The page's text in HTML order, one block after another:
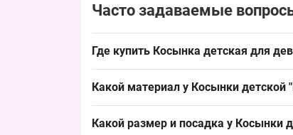
Часто задаваемые
Где купить Косынка детская для
продаётся в сезон и удобен для выкладки
Какой материал у Косынки детской
спросу и простоте продажи.
Какой размер и посадка у Косынки